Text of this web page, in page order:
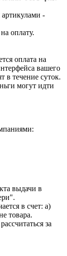
-
оплату.
оплата на
вашего
в течение суток.
могут идти
выдачи в
в счет: а)
товара.
за